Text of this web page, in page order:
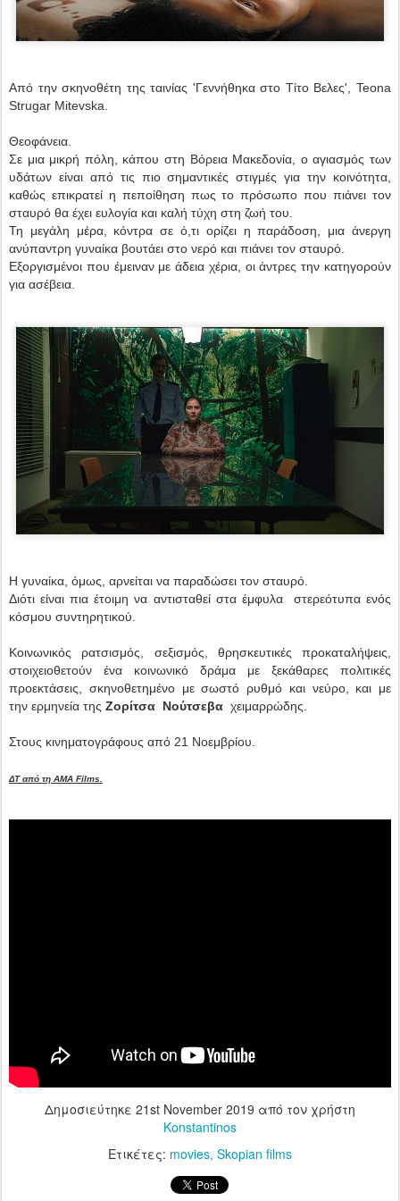
Από την σκηνοθέτη της ταινίας 'Γεννήθηκα στο Τίτο Βελες', Teona
Strugar Mitevska.
Θεοφάνεια.
Σε μια μικρή πόλη, κάπου στη Βόρεια Μακεδονία, ο αγιασμός των
υδάτων είναι από τις πιο σημαντικές στιγμές για την κοινότητα,
καθώς επικρατεί η πεποίθηση πως το πρόσωπο που πιάνει τον
σταυρό θα έχει ευλογία και καλή τύχη στη ζωή του.
Τη μεγάλη μέρα, κόντρα σε ό,τι ορίζει η παράδοση, μια άνεργη
ανύπαντρη γυναίκα βουτάει στο νερό και πιάνει τον σταυρό.
Εξοργισμένοι που έμειναν με άδεια χέρια, οι άντρες την κατηγορούν
για ασέβεια.
Η γυναίκα, όμως, αρνείται να παραδώσει τον σταυρό.
Διότι είναι πια έτοιμη να αντισταθεί στα έμφυλα στερεότυπα ενός
κόσμου συντηρητικού.
Κοινωνικός ρατσισμός, σεξισμός, θρησκευτικές προκαταλήψεις,
στοιχειοθετούν ένα κοινωνικό δράμα με ξεκάθαρες πολιτικές
προεκτάσεις, σκηνοθετημένο με σωστό ρυθμό και νεύρο, και με
την ερμηνεία της Ζορίτσα Νούτσεβα χειμαρρώδης.
Στους κινηματογράφους από 21 Νοεμβρίου.
ΔΤ από τη AMA Films.
Δημοσιεύτηκε 21st November 2019 από τον χρήστη
Konstantinos
Ετικέτες: movies Skopian films